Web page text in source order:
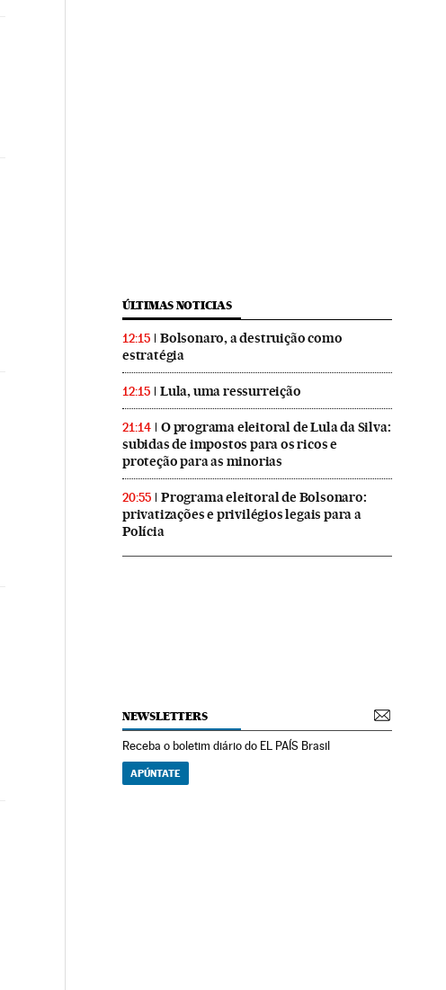
ÚLTIMAS NOTICIAS
12:15
Bolsonaro, a destruição como
estratégia
12:15 Lula, uma ressurreição
21:14
O programa eleitoral de Lula da Silva:
subidas de impostos para os ricos e
proteção para as minorias
20:55
Programa eleitoral de Bolsonaro:
privatizações e privilégios legais para a
Polícia
NEWSLETTERS
Receba o boletim diário do EL PAÍS Brasil
APÚNTATE